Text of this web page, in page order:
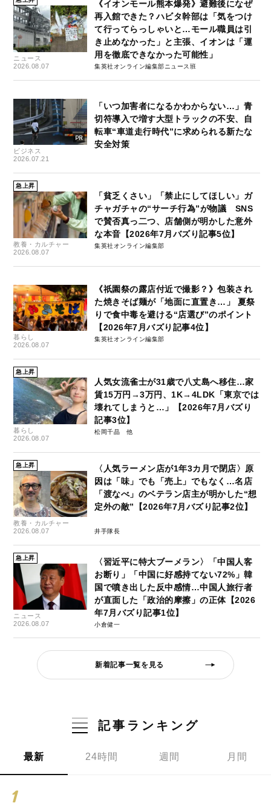
ニュース
2026.08.07
《イオンモール熊本爆発》避難後になぜ
再入館できた？ハビタ幹部は「気をつけ
て行ってらっしゃいと…モール職員は引
き止めなかった」と主張、イオンは「運
用を徹底できなかった可能性」
集英社オンライン編集部ニュース班
ビジネス
2026.07.21
「いつ加害者になるかわからない…」青
切符導入で増す大型トラックの不安、自
転車“車道走行時代”に求められる新たな
安全対策
急上昇
教養・カルチャー
2026.08.07
「貧乏くさい」「禁止にしてほしい」ガ
チャガチャの“サーチ行為”が物議 SNS
で賛否真っ二つ、店舗側が明かした意外
な本音【2026年7月バズり記事5位】
集英社オンライン編集部
暮らし
2026.08.07
《祇園祭の露店付近で撮影？》包装され
た焼きそば麺が「地面に直置き…」 夏祭
りで食中毒を避ける“店選び”のポイント
【2026年7月バズり記事4位】
集英社オンライン編集部
急上昇
暮らし
2026.08.07
人気女流雀士が31歳で八丈島へ移住…家
賃15万円→3万円、1K→4LDK「東京では
壊れてしまうと…」【2026年7月バズり
記事3位】
松岡千晶
急上昇
教養・カルチャー
2026.08.07
〈人気ラーメン店が1年3カ月で閉店〉原
因は「味」でも「売上」でもなく…名店
「渡なべ」のベテラン店主が明かした“想
定外の敵”【2026年7月バズり記事2位】
井手隊長
急上昇
ニュース
2026.08.07
〈習近平に特大ブーメラン〉「中国人客
お断り」「中国に好感持てない72%」韓
国で噴き出した反中感情…中国人旅行者
が直面した「政治的摩擦」の正体【2026
年7月バズり記事1位】
小倉健一
新着記事一覧を見る
記事ランキング
最新 24時間 週間 月間